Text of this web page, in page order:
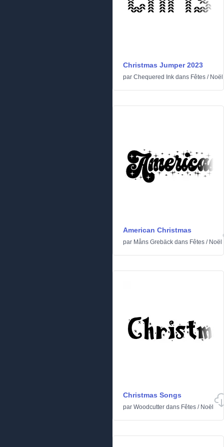
Christmas Jumper 2023
par Chequered Ink dans Fêtes / Noël
American Christmas
par Måns Grebäck dans Fêtes / Noël
Christmas Songs
par Woodcutter dans Fêtes / Noël